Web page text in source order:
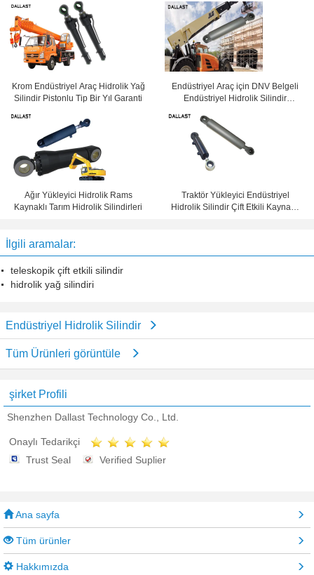
Krom Endüstriyel Araç Hidrolik Yağ
Silindir Pistonlu Tip Bir Yıl Garanti
Endüstriyel Araç için DNV Belgeli
Endüstriyel Hidrolik Silindir
Ağır Yükleyici Hidrolik Rams
Kaynaklı Tarım Hidrolik Silindirleri
Traktör Yükleyici Endüstriyel
Hidrolik Silindir Çift Etkili Kaynaklı
İlgili aramalar:
teleskopik çift etkili silindir
hidrolik yağ silindiri
Endüstriyel Hidrolik Silindir
Tüm Ürünleri görüntüle
şirket Profili
Shenzhen Dallast Technology Co., Ltd.
Onaylı Tedarikçi
Trust Seal
Verified Suplier
Ana sayfa
Tüm ürünler
Hakkımızda